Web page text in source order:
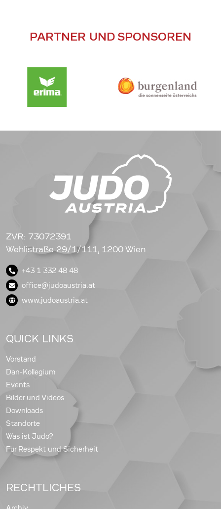
PARTNER UND SPONSOREN
ZVR: 73072391
Wehlistraße 29/1/111, 1200 Wien
+43 1 332 48 48
office@judoaustria.at
www.judoaustria.at
QUICK LINKS
Vorstand
Dan-Kollegium
Events
Bilder und Videos
Downloads
Standorte
Was ist Judo?
Für Respekt und Sicherheit
RECHTLICHES